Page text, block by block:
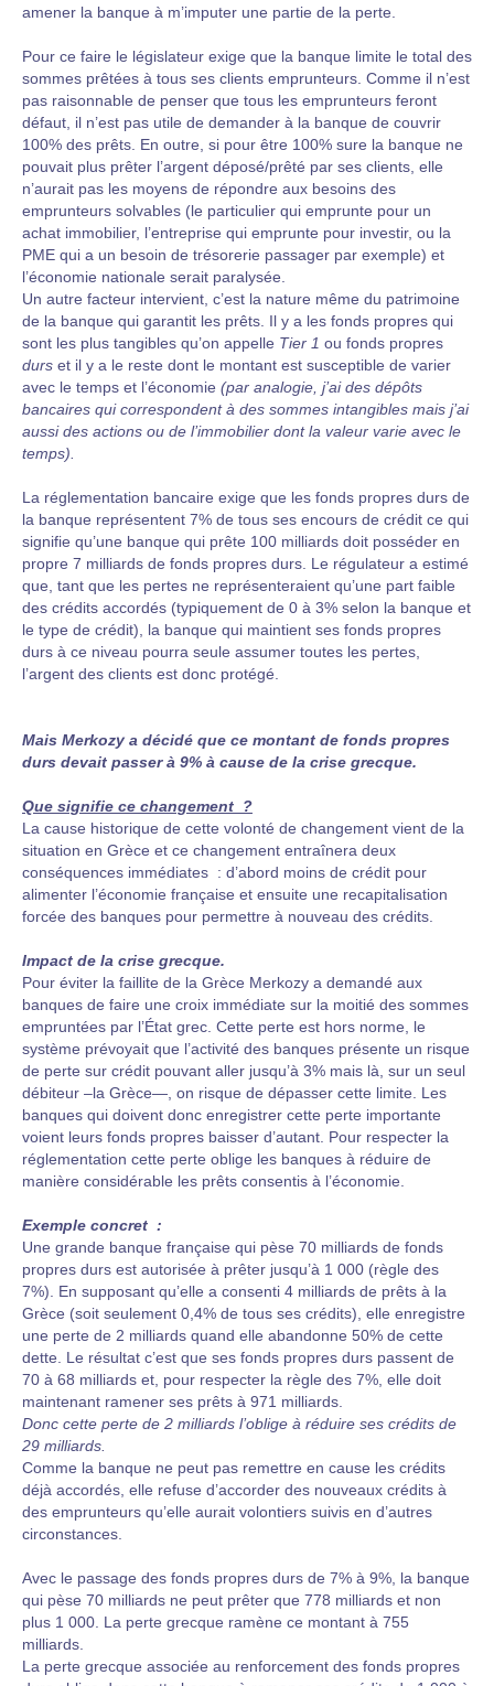
amener la banque à m’imputer une partie de la perte.
Pour ce faire le législateur exige que la banque limite le total des
sommes prêtées à tous ses clients emprunteurs. Comme il n’est
pas raisonnable de penser que tous les emprunteurs feront
défaut, il n’est pas utile de demander à la banque de couvrir
100% des prêts. En outre, si pour être 100% sure la banque ne
pouvait plus prêter l’argent déposé/prêté par ses clients, elle
n’aurait pas les moyens de répondre aux besoins des
emprunteurs solvables (le particulier qui emprunte pour un
achat immobilier, l’entreprise qui emprunte pour investir, ou la
PME qui a un besoin de trésorerie passager par exemple) et
l’économie nationale serait paralysée.
Un autre facteur intervient, c’est la nature même du patrimoine
de la banque qui garantit les prêts. Il y a les fonds propres qui
sont les plus tangibles qu’on appelle Tier 1 ou fonds propres
durs et il y a le reste dont le montant est susceptible de varier
avec le temps et l’économie (par analogie, j’ai des dépôts
bancaires qui correspondent à des sommes intangibles mais j’ai
aussi des actions ou de l’immobilier dont la valeur varie avec le
temps).
La réglementation bancaire exige que les fonds propres durs de
la banque représentent 7% de tous ses encours de crédit ce qui
signifie qu’une banque qui prête 100 milliards doit posséder en
propre 7 milliards de fonds propres durs. Le régulateur a estimé
que, tant que les pertes ne représenteraient qu’une part faible
des crédits accordés (typiquement de 0 à 3% selon la banque et
le type de crédit), la banque qui maintient ses fonds propres
durs à ce niveau pourra seule assumer toutes les pertes,
l’argent des clients est donc protégé.
Mais Merkozy a décidé que ce montant de fonds propres
durs devait passer à 9% à cause de la crise grecque.
Que signifie ce changement ?
La cause historique de cette volonté de changement vient de la
situation en Grèce et ce changement entraînera deux
conséquences immédiates : d’abord moins de crédit pour
alimenter l’économie française et ensuite une recapitalisation
forcée des banques pour permettre à nouveau des crédits.
Impact de la crise grecque.
Pour éviter la faillite de la Grèce Merkozy a demandé aux
banques de faire une croix immédiate sur la moitié des sommes
empruntées par l’État grec. Cette perte est hors norme, le
système prévoyait que l’activité des banques présente un risque
de perte sur crédit pouvant aller jusqu’à 3% mais là, sur un seul
débiteur –la Grèce—, on risque de dépasser cette limite. Les
banques qui doivent donc enregistrer cette perte importante
voient leurs fonds propres baisser d’autant. Pour respecter la
réglementation cette perte oblige les banques à réduire de
manière considérable les prêts consentis à l’économie.
Exemple concret :
Une grande banque française qui pèse 70 milliards de fonds
propres durs est autorisée à prêter jusqu’à 1 000 (règle des
7%). En supposant qu’elle a consenti 4 milliards de prêts à la
Grèce (soit seulement 0,4% de tous ses crédits), elle enregistre
une perte de 2 milliards quand elle abandonne 50% de cette
dette. Le résultat c’est que ses fonds propres durs passent de
70 à 68 milliards et, pour respecter la règle des 7%, elle doit
maintenant ramener ses prêts à 971 milliards.
Donc cette perte de 2 milliards l’oblige à réduire ses crédits de
29 milliards.
Comme la banque ne peut pas remettre en cause les crédits
déjà accordés, elle refuse d’accorder des nouveaux crédits à
des emprunteurs qu’elle aurait volontiers suivis en d’autres
circonstances.
Avec le passage des fonds propres durs de 7% à 9%, la banque
qui pèse 70 milliards ne peut prêter que 778 milliards et non
plus 1 000. La perte grecque ramène ce montant à 755
milliards.
La perte grecque associée au renforcement des fonds propres